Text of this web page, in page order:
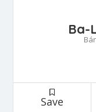
Ba-
Save